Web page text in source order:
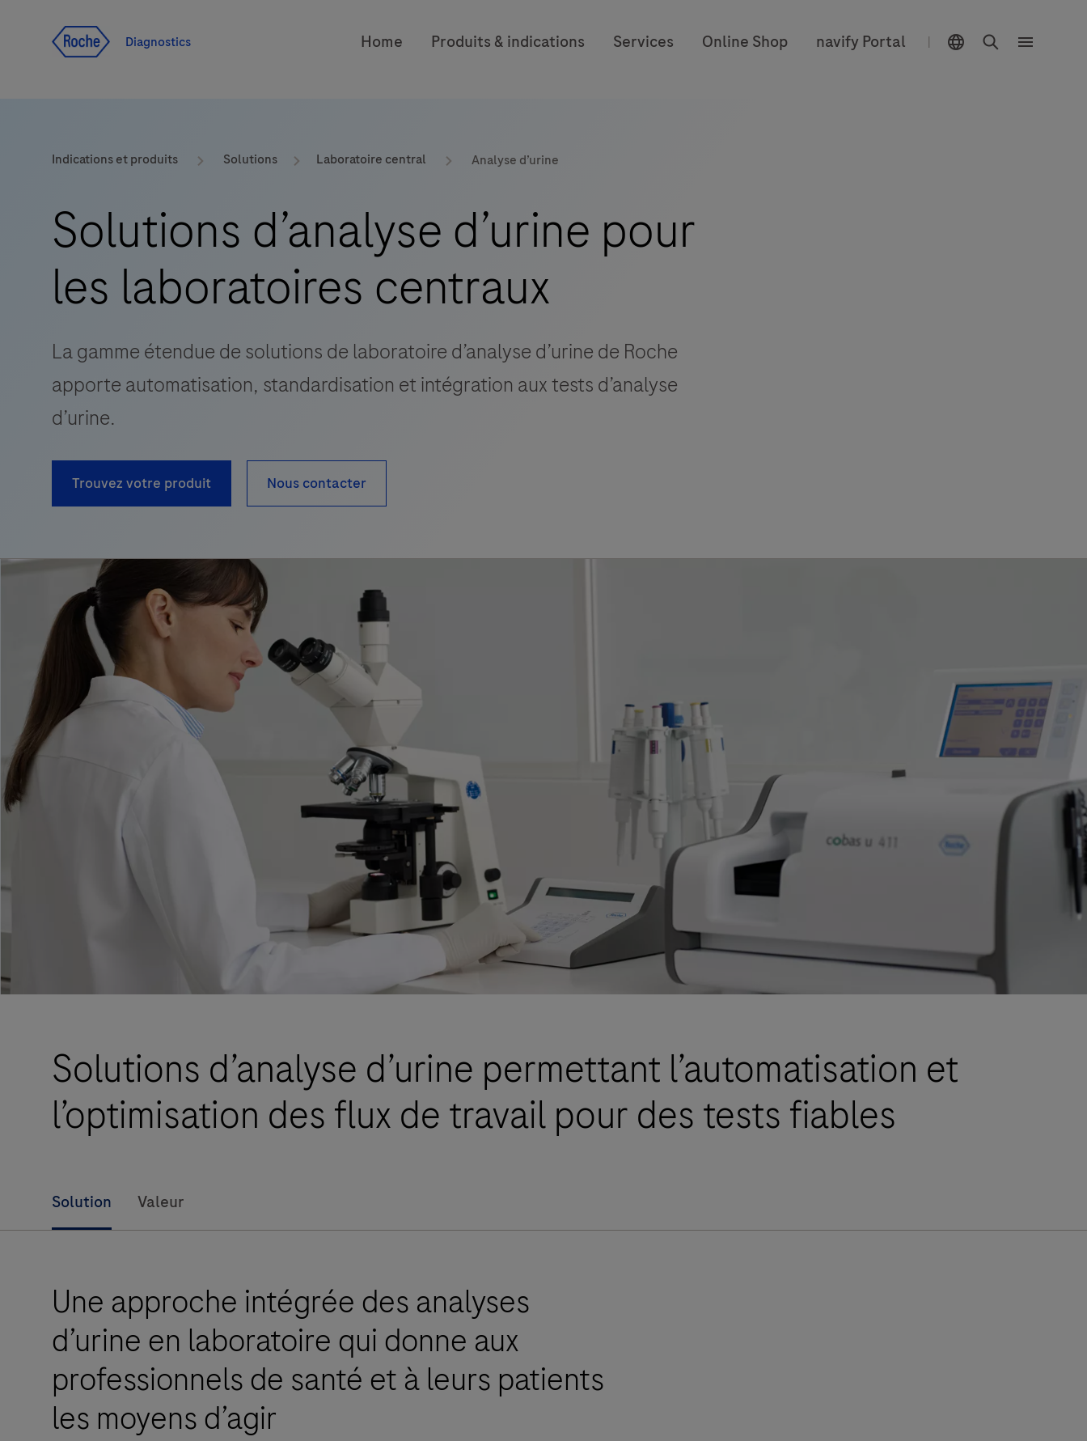
Diagnostics Home Produits & indications Services Online Shop navify Portal | Sélecteur d'emplacement
Indications et produits Solutions Laboratoire central Analyse d’urine
Solutions d’analyse d’urine pour
les laboratoires centraux
La gamme étendue de solutions de laboratoire d’analyse d’urine de Roche
apporte automatisation, standardisation et intégration aux tests d’analyse
d’urine.
Trouvez votre produit Nous contacter
Solutions d’analyse d’urine permettant l’automatisation et
l’optimisation des flux de travail pour des tests fiables
Solution Valeur
Une approche intégrée des analyses
d’urine en laboratoire qui donne aux
professionnels de santé et à leurs patients
les moyens d’agir